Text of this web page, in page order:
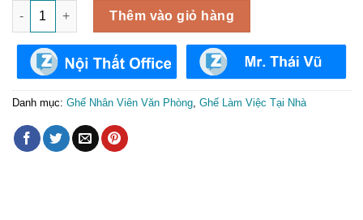
Ghế Xoay Nhân Viên Văn Phòng GNV-045 số lượng
Thêm vào giỏ hàng
Danh mục: Ghế Nhân Viên Văn Phòng Ghế Làm Việc Tại Nhà